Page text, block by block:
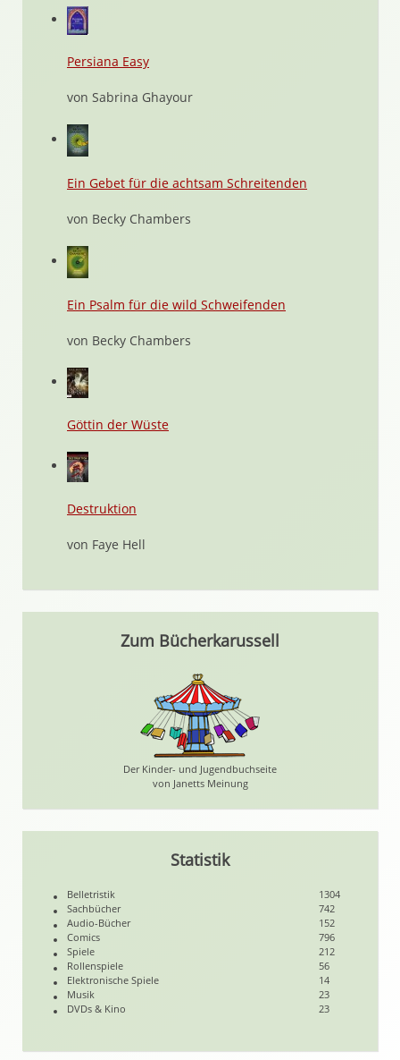
Persiana Easy
von Sabrina Ghayour
Ein Gebet für die achtsam Schreitenden
von Becky Chambers
Ein Psalm für die wild Schweifenden
von Becky Chambers
Göttin der Wüste
Destruktion
von Faye Hell
Zum Bücherkarussell
Der Kinder- und Jugendbuchseite
von Janetts Meinung
Statistik
Belletristik
1304
Sachbücher
742
Audio-Bücher
152
Comics
796
Spiele
212
Rollenspiele
56
Elektronische Spiele
14
Musik
23
DVDs & Kino
23